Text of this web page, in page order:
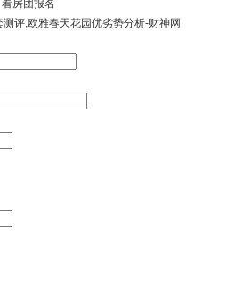
看房团报名
评,欧雅春天花园优劣势分析-财神网